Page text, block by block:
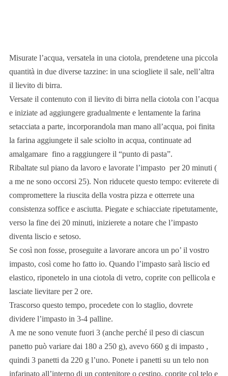
Misurate l’acqua, versatela in una ciotola, prendetene una piccola
quantità in due diverse tazzine: in una sciogliete il sale, nell’altra
il lievito di birra.
Versate il contenuto con il lievito di birra nella ciotola con l’acqua
e iniziate ad aggiungere gradualmente e lentamente la farina
setacciata a parte, incorporandola man mano all’acqua, poi finita
la farina aggiungete il sale sciolto in acqua, continuate ad
amalgamare fino a raggiungere il “punto di pasta”.
Ribaltate sul piano da lavoro e lavorate l’impasto per 20 minuti (
a me ne sono occorsi 25). Non riducete questo tempo: eviterete di
compromettere la riuscita della vostra pizza e otterrete una
consistenza soffice e asciutta. Piegate e schiacciate ripetutamente,
verso la fine dei 20 minuti, inizierete a notare che l’impasto
diventa liscio e setoso.
Se così non fosse, proseguite a lavorare ancora un po’ il vostro
impasto, così come ho fatto io. Quando l’impasto sarà liscio ed
elastico, riponetelo in una ciotola di vetro, coprite con pellicola e
lasciate lievitare per 2 ore.
Trascorso questo tempo, procedete con lo staglio, dovrete
dividere l’impasto in 3-4 palline.
A me ne sono venute fuori 3 (anche perché il peso di ciascun
panetto può variare dai 180 a 250 g), avevo 660 g di impasto ,
quindi 3 panetti da 220 g l’uno. Ponete i panetti su un telo non
infarinato all’interno di un contenitore o cestino, coprite col telo e